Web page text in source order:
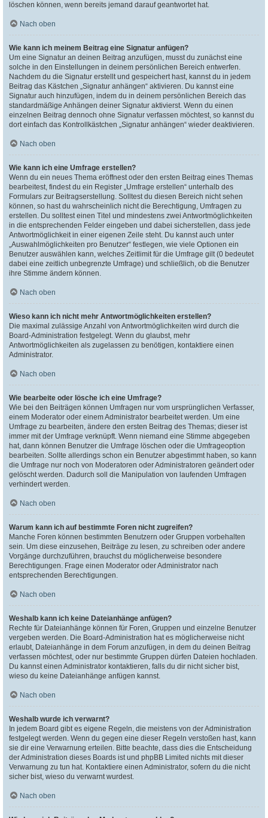
löschen können, wenn bereits jemand darauf geantwortet hat.
Nach oben
Wie kann ich meinem Beitrag eine Signatur anfügen?
Um eine Signatur an deinen Beitrag anzufügen, musst du zunächst eine
solche in den Einstellungen in deinem persönlichen Bereich entwerfen.
Nachdem du die Signatur erstellt und gespeichert hast, kannst du in jedem
Beitrag das Kästchen „Signatur anhängen“ aktivieren. Du kannst eine
Signatur auch hinzufügen, indem du in deinem persönlichen Bereich das
standardmäßige Anhängen deiner Signatur aktivierst. Wenn du einen
einzelnen Beitrag dennoch ohne Signatur verfassen möchtest, so kannst du
dort einfach das Kontrollkästchen „Signatur anhängen“ wieder deaktivieren.
Nach oben
Wie kann ich eine Umfrage erstellen?
Wenn du ein neues Thema eröffnest oder den ersten Beitrag eines Themas
bearbeitest, findest du ein Register „Umfrage erstellen“ unterhalb des
Formulars zur Beitragserstellung. Solltest du diesen Bereich nicht sehen
können, so hast du wahrscheinlich nicht die Berechtigung, Umfragen zu
erstellen. Du solltest einen Titel und mindestens zwei Antwortmöglichkeiten
in die entsprechenden Felder eingeben und dabei sicherstellen, dass jede
Antwortmöglichkeit in einer eigenen Zeile steht. Du kannst auch unter
„Auswahlmöglichkeiten pro Benutzer“ festlegen, wie viele Optionen ein
Benutzer auswählen kann, welches Zeitlimit für die Umfrage gilt (0 bedeutet
dabei eine zeitlich unbegrenzte Umfrage) und schließlich, ob die Benutzer
ihre Stimme ändern können.
Nach oben
Wieso kann ich nicht mehr Antwortmöglichkeiten erstellen?
Die maximal zulässige Anzahl von Antwortmöglichkeiten wird durch die
Board-Administration festgelegt. Wenn du glaubst, mehr
Antwortmöglichkeiten als zugelassen zu benötigen, kontaktiere einen
Administrator.
Nach oben
Wie bearbeite oder lösche ich eine Umfrage?
Wie bei den Beiträgen können Umfragen nur vom ursprünglichen Verfasser,
einem Moderator oder einem Administrator bearbeitet werden. Um eine
Umfrage zu bearbeiten, ändere den ersten Beitrag des Themas; dieser ist
immer mit der Umfrage verknüpft. Wenn niemand eine Stimme abgegeben
hat, dann können Benutzer die Umfrage löschen oder die Umfrageoption
bearbeiten. Sollte allerdings schon ein Benutzer abgestimmt haben, so kann
die Umfrage nur noch von Moderatoren oder Administratoren geändert oder
gelöscht werden. Dadurch soll die Manipulation von laufenden Umfragen
verhindert werden.
Nach oben
Warum kann ich auf bestimmte Foren nicht zugreifen?
Manche Foren können bestimmten Benutzern oder Gruppen vorbehalten
sein. Um diese einzusehen, Beiträge zu lesen, zu schreiben oder andere
Vorgänge durchzuführen, brauchst du möglicherweise besondere
Berechtigungen. Frage einen Moderator oder Administrator nach
entsprechenden Berechtigungen.
Nach oben
Weshalb kann ich keine Dateianhänge anfügen?
Rechte für Dateianhänge können für Foren, Gruppen und einzelne Benutzer
vergeben werden. Die Board-Administration hat es möglicherweise nicht
erlaubt, Dateianhänge in dem Forum anzufügen, in dem du deinen Beitrag
verfassen möchtest, oder nur bestimmte Gruppen dürfen Dateien hochladen.
Du kannst einen Administrator kontaktieren, falls du dir nicht sicher bist,
wieso du keine Dateianhänge anfügen kannst.
Nach oben
Weshalb wurde ich verwarnt?
In jedem Board gibt es eigene Regeln, die meistens von der Administration
festgelegt werden. Wenn du gegen eine dieser Regeln verstoßen hast, kann
sie dir eine Verwarnung erteilen. Bitte beachte, dass dies die Entscheidung
der Administration dieses Boards ist und phpBB Limited nichts mit dieser
Verwarnung zu tun hat. Kontaktiere einen Administrator, sofern du die nicht
sicher bist, wieso du verwarnt wurdest.
Nach oben